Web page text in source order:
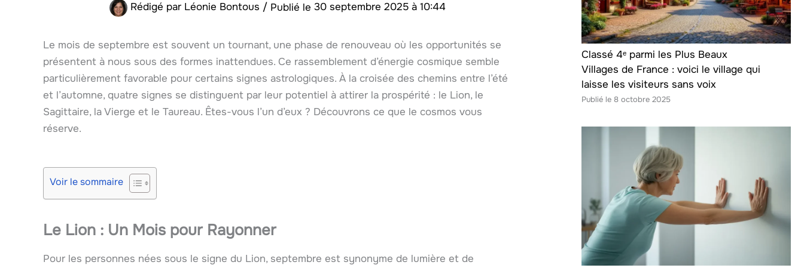
Rédigé par Léonie Bontous / 30 septembre 2025 à 10:44
Le mois de septembre est souvent un tournant, une phase de renouveau où les opportunités se
présentent à nous sous des formes inattendues. Ce rassemblement d’énergie cosmique semble
particulièrement favorable pour certains signes astrologiques. À la croisée des chemins entre l’été
et l’automne, quatre signes se distinguent par leur potentiel à attirer la prospérité : le Lion, le
Sagittaire, la Vierge et le Taureau. Êtes-vous l’un d’eux ? Découvrons ce que le cosmos vous
réserve.
Voir le sommaire
Le Lion : Un Mois pour Rayonner
Pour les personnes nées sous le signe du Lion, septembre est synonyme de lumière et de
Classé 4ᵉ parmi les Plus Beaux
Villages de France : voici le village qui
laisse les visiteurs sans voix
8 octobre 2025